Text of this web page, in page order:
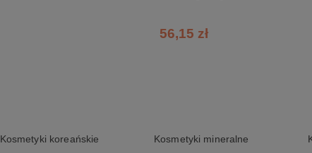
56,15 zł
Kosmetyki koreańskie Kosmetyki mineralne